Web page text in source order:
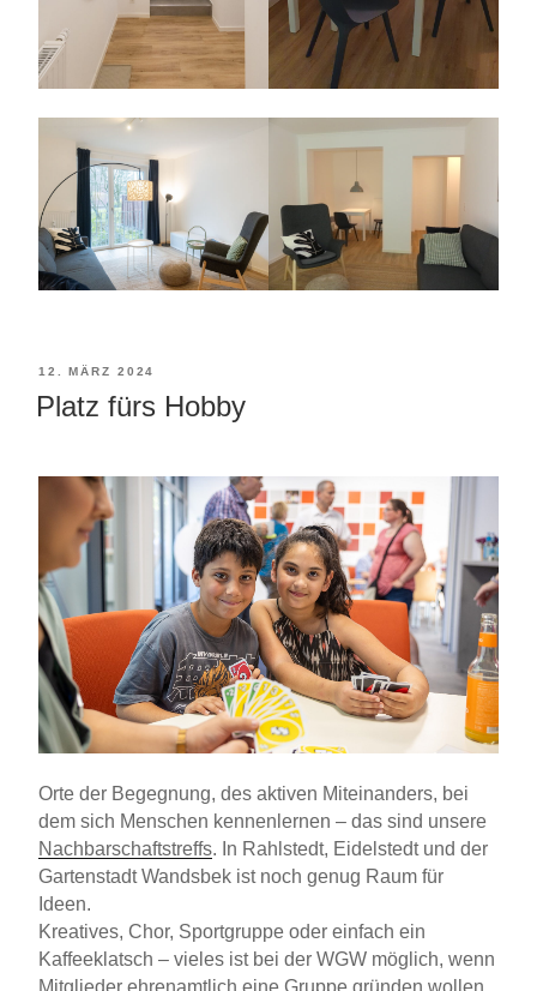
VERÖFFENTLICHT
AM
12. MÄRZ 2024
Platz fürs Hobby
Orte der Begegnung, des aktiven Miteinanders, bei
dem sich Menschen kennenlernen – das sind unsere
Nachbarschaftstreffs. In Rahlstedt, Eidelstedt und der
Gartenstadt Wandsbek ist noch genug Raum für
Ideen.
Kreatives, Chor, Sportgruppe oder einfach ein
Kaffeeklatsch – vieles ist bei der WGW möglich, wenn
Mitglieder ehrenamtlich eine Gruppe gründen wollen.